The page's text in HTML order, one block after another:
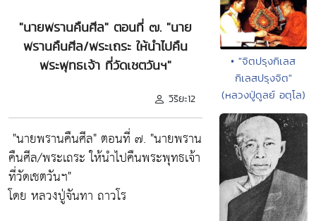
"นายพรานคืนศีล" ตอนที่ ๗. "นาย
พรานคืนศีล/พระเถระ ให้นำไปคืน
พระพุทธเจ้า ที่วัดเชตวันฯ"
วิริยะ12
"นายพรานคืนศีล" ตอนที่ ๗. "นายพราน
คืนศีล/พระเถระ ให้นำไปคืนพระพุทธเจ้า
ที่วัดเชตวันฯ"
โดย หลวงปู่จันทา ถาวโร
• "จิตปรุงกิเลส
กิเลสปรุงจิต"
(หลวงปู่ดูลย์ อตุโล)